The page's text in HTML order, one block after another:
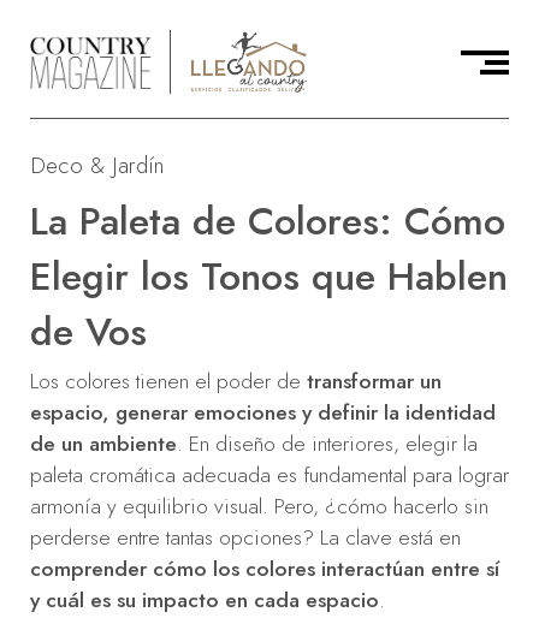
Deco & Jardín
La Paleta de Colores: Cómo
Elegir los Tonos que Hablen
de Vos
Los colores tienen el poder de transformar un
espacio, generar emociones y definir la identidad
de un ambiente. En diseño de interiores, elegir la
paleta cromática adecuada es fundamental para lograr
armonía y equilibrio visual. Pero, ¿cómo hacerlo sin
perderse entre tantas opciones? La clave está en
comprender cómo los colores interactúan entre sí
y cuál es su impacto en cada espacio.